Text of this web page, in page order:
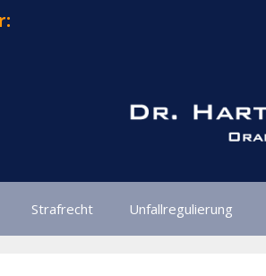
Strafrecht Unfallregulierung